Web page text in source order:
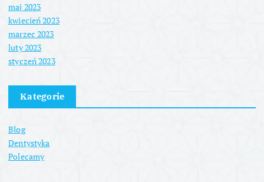
maj 2023
kwiecień 2023
marzec 2023
luty 2023
styczeń 2023
Kategorie
Blog
Dentystyka
Polecamy